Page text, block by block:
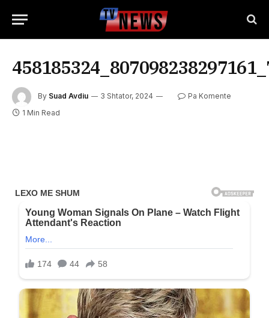
By Suad Avdiu 3 Shtator, 2024
Pa Komente
1 Min Read